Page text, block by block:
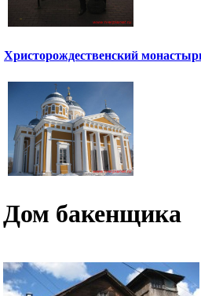
Христорождественский
Дом бакенщика